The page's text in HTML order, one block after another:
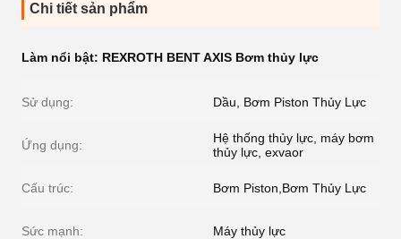
Chi tiết sản phẩm
Làm nổi bật: REXROTH BENT AXIS Bơm thủy lực
Sử dụng: Dầu, Bơm Piston Thủy Lực
Ứng dụng:
Hệ thống thủy lực, máy bơm
thủy lực, exvaor
Cấu trúc: Bơm Piston,Bơm Thủy Lực
Sức mạnh: Máy thủy lực